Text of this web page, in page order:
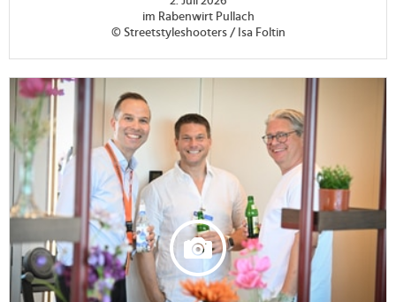
im Rabenwirt Pullach
© Streetstyleshooters / Isa Foltin